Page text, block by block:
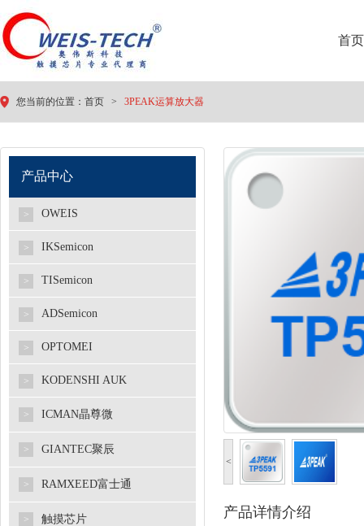
首页
您当前的位置： 首页 > 3PEAK运算放大器
产品中心
> OWEIS
> IKSemicon
> TISemicon
> ADSemicon
> OPTOMEI
> KODENSHI AUK
> ICMAN晶尊微
> GIANTEC聚辰
> RAMXEED富士通
> 触摸芯片
<
产品详情介绍